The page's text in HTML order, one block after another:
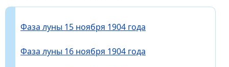
Фаза луны 15 ноября 1904 года
Фаза луны 16 ноября 1904 года